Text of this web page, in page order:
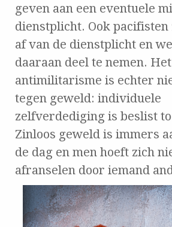
geven aan een eventuele
dienstplicht. Ook pacifisten
af van de dienstplicht en
daaraan deel te nemen. Het
antimilitarisme is echter
tegen geweld: individuele
zelfverdediging is beslist
Zinloos geweld is immers
de dag en men hoeft zich
afranselen door iemand